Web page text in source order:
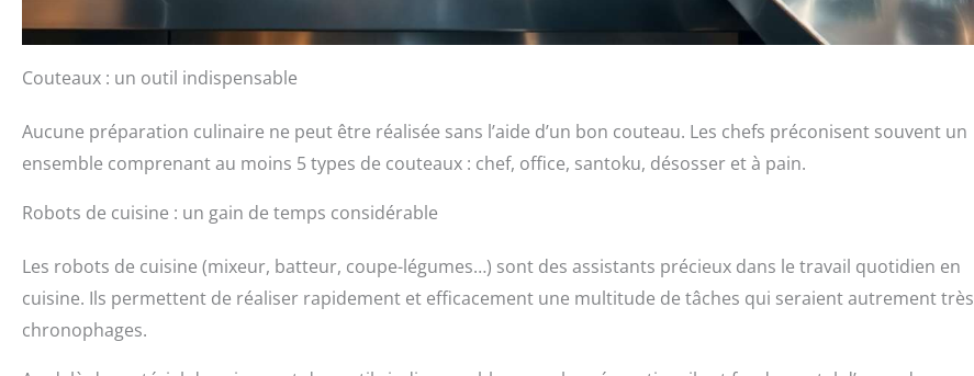
Couteaux : un outil indispensable
Aucune préparation culinaire ne peut être réalisée sans l’aide d’un bon couteau. Les chefs préconisent souvent un
ensemble comprenant au moins 5 types de couteaux : chef, office, santoku, désosser et à pain.
Robots de cuisine : un gain de temps considérable
Les robots de cuisine (mixeur, batteur, coupe-légumes…) sont des assistants précieux dans le travail quotidien en
cuisine. Ils permettent de réaliser rapidement et efficacement une multitude de tâches qui seraient autrement très
chronophages.